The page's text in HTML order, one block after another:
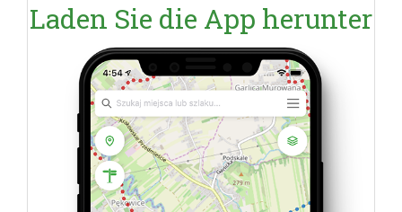
Laden Sie die App herunter